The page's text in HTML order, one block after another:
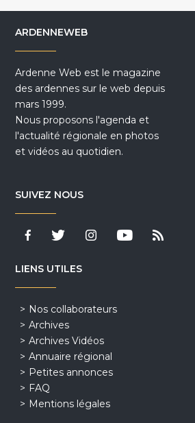
ARDENNEWEB
Ardenne Web est le magazine
des ardennes sur le web depuis
mars 1999.
Nous proposons l'agenda et
l'actualité régionale en photos
et vidéos au quotidien.
SUIVEZ NOUS
LIENS UTILES
Nos collaborateurs
Archives
Archives Vidéos
Annuaire régional
Petites annonces
FAQ
Mentions légales